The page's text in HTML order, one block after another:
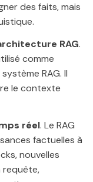
des faits, mais
RAG.
comme
RAG. Il
le contexte
réel. Le RAG
factuelles à
nouvelles
requête,